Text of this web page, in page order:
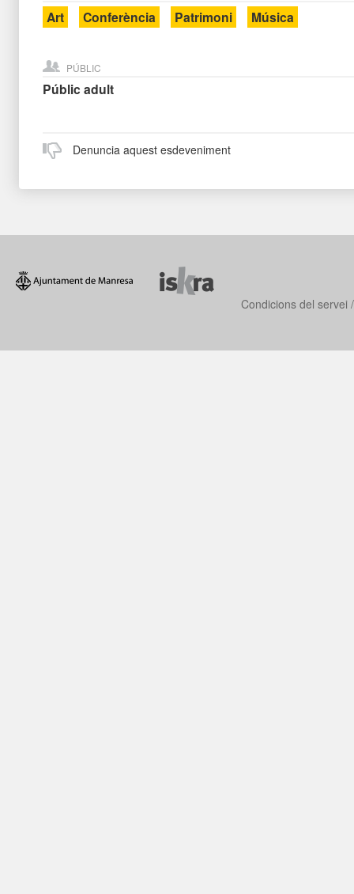
Art Conferència Patrimoni Música
PÚBLIC
Públic adult
Denuncia aquest esdeveniment
Condicions del servei